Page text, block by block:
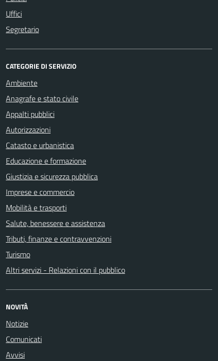
Uffici
Segretario
CATEGORIE DI SERVIZIO
Ambiente
Anagrafe e stato civile
Appalti pubblici
Autorizzazioni
Catasto e urbanistica
Educazione e formazione
Giustizia e sicurezza pubblica
Imprese e commercio
Mobilità e trasporti
Salute, benessere e assistenza
Tributi, finanze e contravvenzioni
Turismo
Altri servizi - Relazioni con il pubblico
NOVITÀ
Notizie
Comunicati
Avvisi